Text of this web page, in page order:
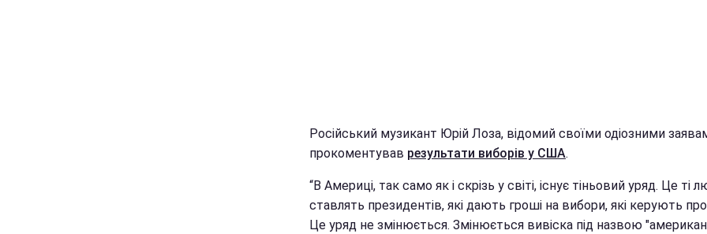
Російський музикант Юрій Лоза, відомий своїми одіозними
прокоментував результати виборів у США.
“В Америці, так само як і скрізь у світі, існує тіньовий уряд. Це ті
ставлять президентів, які дають гроші на вибори, які керують
Це уряд не змінюється. Змінюється вивіска під назвою